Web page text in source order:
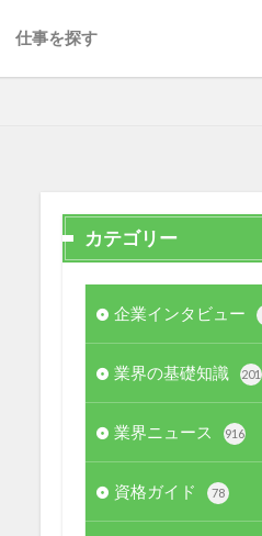
仕事を探す
カテゴリー
企業インタビュー
業界の基礎知識 201
業界ニュース 916
資格ガイド 78